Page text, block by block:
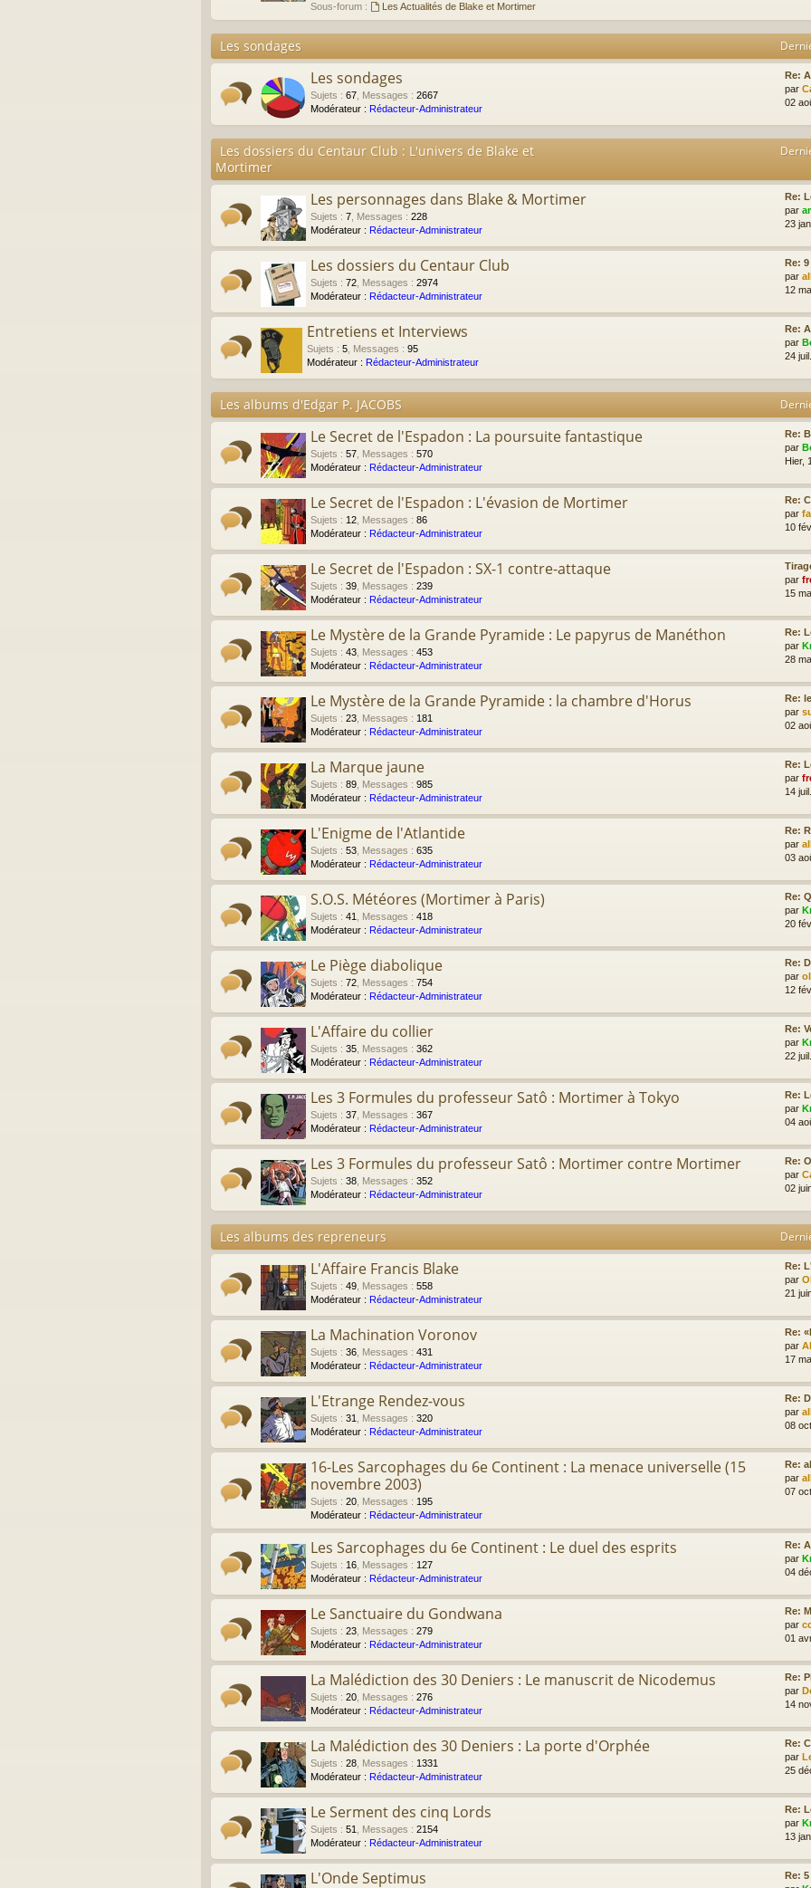
Sous-forum :
Les Actualités de Blake et Mortimer
Les sondages
Les sondages
Sujets : 67 Messages : 2667
Modérateur : Rédacteur-Administrateur
Re:
par
02
Les dossiers du Centaur Club : L'univers de Blake et
Mortimer
Les personnages dans Blake & Mortimer
Sujets : 7 Messages : 228
Modérateur : Rédacteur-Administrateur
Re:
par
23
Les dossiers du Centaur Club
Sujets : 72 Messages : 2974
Modérateur : Rédacteur-Administrateur
Re:
par
12
Entretiens et Interviews
Sujets : 5 Messages : 95
Modérateur : Rédacteur-Administrateur
Re:
par
24
Les albums d'Edgar P. JACOBS
Le Secret de l'Espadon : La poursuite fantastique
Sujets : 57 Messages : 570
Modérateur : Rédacteur-Administrateur
Re:
par
Hier,
Le Secret de l'Espadon : L'évasion de Mortimer
Sujets : 12 Messages : 86
Modérateur : Rédacteur-Administrateur
Re:
par
10
Le Secret de l'Espadon : SX-1 contre-attaque
Sujets : 39 Messages : 239
Modérateur : Rédacteur-Administrateur
par
15
Le Mystère de la Grande Pyramide : Le papyrus de Manéthon
Sujets : 43 Messages : 453
Modérateur : Rédacteur-Administrateur
Re:
par
28
Le Mystère de la Grande Pyramide : la chambre d'Horus
Sujets : 23 Messages : 181
Modérateur : Rédacteur-Administrateur
Re:
par
02
La Marque jaune
Sujets : 89 Messages : 985
Modérateur : Rédacteur-Administrateur
Re:
par
14
L'Enigme de l'Atlantide
Sujets : 53 Messages : 635
Modérateur : Rédacteur-Administrateur
Re:
par
03
S.O.S. Météores (Mortimer à Paris)
Sujets : 41 Messages : 418
Modérateur : Rédacteur-Administrateur
Re:
par
20
Le Piège diabolique
Sujets : 72 Messages : 754
Modérateur : Rédacteur-Administrateur
Re:
par
12
L'Affaire du collier
Sujets : 35 Messages : 362
Modérateur : Rédacteur-Administrateur
Re:
par
22
Les 3 Formules du professeur Satô : Mortimer à Tokyo
Sujets : 37 Messages : 367
Modérateur : Rédacteur-Administrateur
Re:
par
04
Les 3 Formules du professeur Satô : Mortimer contre Mortimer
Sujets : 38 Messages : 352
Modérateur : Rédacteur-Administrateur
Re:
par
02
Les albums des repreneurs
L'Affaire Francis Blake
Sujets : 49 Messages : 558
Modérateur : Rédacteur-Administrateur
Re:
par
21
La Machination Voronov
Sujets : 36 Messages : 431
Modérateur : Rédacteur-Administrateur
Re:
par
17
L'Etrange Rendez-vous
Sujets : 31 Messages : 320
Modérateur : Rédacteur-Administrateur
Re:
par
08
16-Les Sarcophages du 6e Continent : La menace universelle (15
novembre 2003)
Sujets : 20 Messages : 195
Modérateur : Rédacteur-Administrateur
Re:
par
07
Les Sarcophages du 6e Continent : Le duel des esprits
Sujets : 16 Messages : 127
Modérateur : Rédacteur-Administrateur
Re:
par
04
Le Sanctuaire du Gondwana
Sujets : 23 Messages : 279
Modérateur : Rédacteur-Administrateur
Re:
par
01
La Malédiction des 30 Deniers : Le manuscrit de Nicodemus
Sujets : 20 Messages : 276
Modérateur : Rédacteur-Administrateur
Re:
par
14
La Malédiction des 30 Deniers : La porte d'Orphée
Sujets : 28 Messages : 1331
Modérateur : Rédacteur-Administrateur
Re:
par
25
Le Serment des cinq Lords
Sujets : 51 Messages : 2154
Modérateur : Rédacteur-Administrateur
Re:
par
13
L'Onde Septimus
Re: